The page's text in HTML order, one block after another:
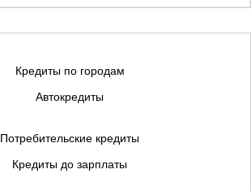
Кредиты по городам
Автокредиты
Потребительские кредиты
Кредиты до зарплаты